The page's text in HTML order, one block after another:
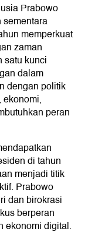
Prabowo
memperkuat
zaman
satu kunci
dalam
dengan politik
peran
di tahun
menjadi titik
Prabowo
dan birokrasi
berperan
ekonomi digital.